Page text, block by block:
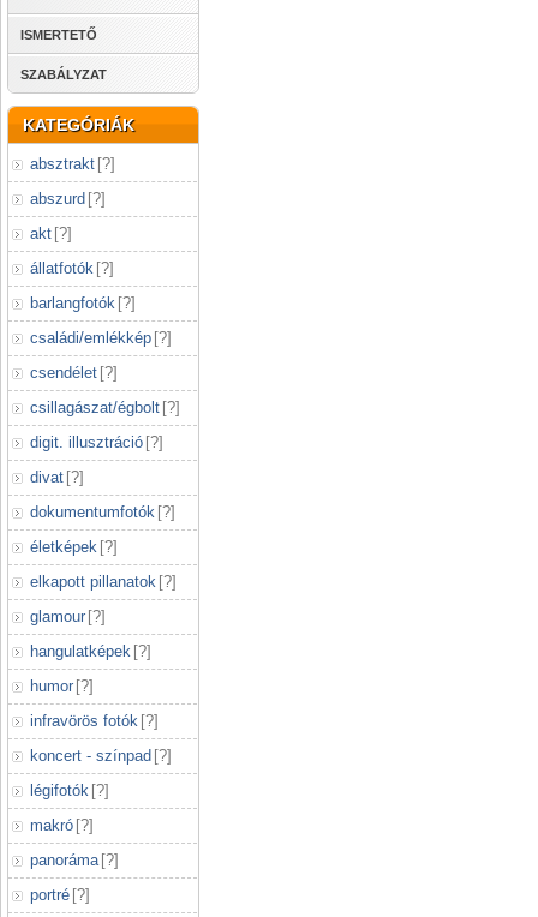
ISMERTETŐ
SZABÁLYZAT
KATEGÓRIÁK
absztrakt [?]
abszurd [?]
akt [?]
állatfotók [?]
barlangfotók [?]
családi/emlékkép [?]
csendélet [?]
csillagászat/égbolt [?]
digit. illusztráció [?]
divat [?]
dokumentumfotók [?]
életképek [?]
elkapott pillanatok [?]
glamour [?]
hangulatképek [?]
humor [?]
infravörös fotók [?]
koncert - színpad [?]
légifotók [?]
makró [?]
panoráma [?]
portré [?]